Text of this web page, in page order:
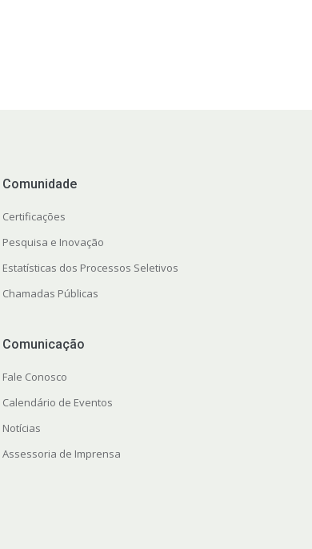
Comunidade
Certificações
Pesquisa e Inovação
Estatísticas dos Processos Seletivos
Chamadas Públicas
Comunicação
Fale Conosco
Calendário de Eventos
Notícias
Assessoria de Imprensa